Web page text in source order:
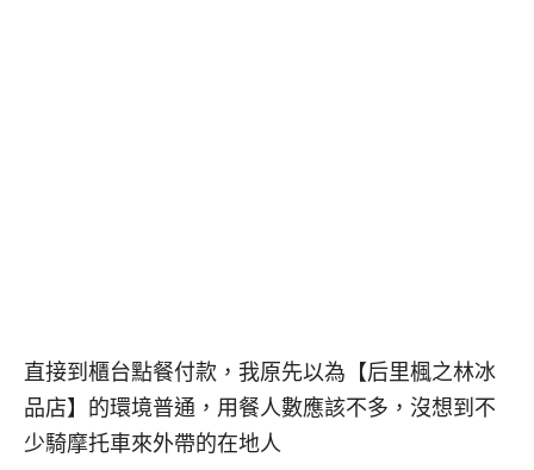
直接到櫃台點餐付款，我原先以為【后里楓之林冰
品店】的環境普通，用餐人數應該不多，沒想到不
少騎摩托車來外帶的在地人